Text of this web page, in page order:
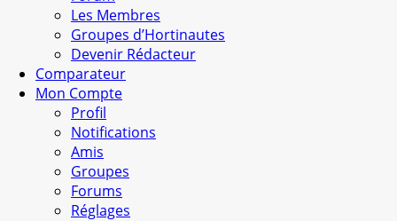
Les Membres
Groupes d’Hortinautes
Devenir Rédacteur
Comparateur
Mon Compte
Profil
Notifications
Amis
Groupes
Forums
Réglages